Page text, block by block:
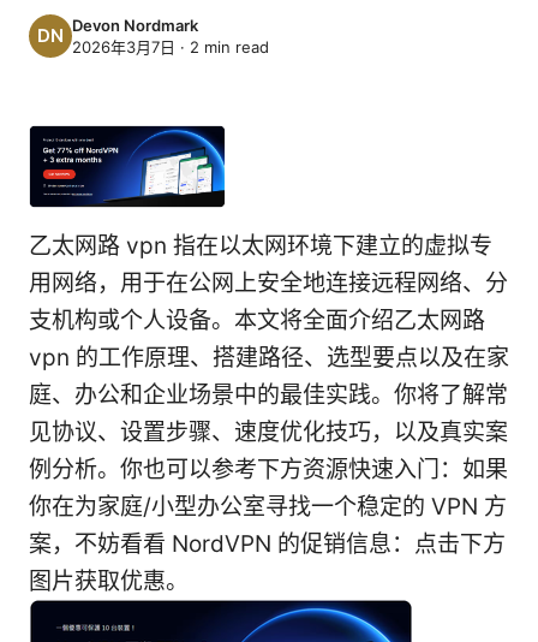
Devon Nordmark
2026年3月7日 · 2 min read
乙太网路 vpn 指在以太网环境下建立的虚拟专
用网络，用于在公网上安全地连接远程网络、分
支机构或个人设备。本文将全面介绍乙太网路
vpn 的工作原理、搭建路径、选型要点以及在家
庭、办公和企业场景中的最佳实践。你将了解常
见协议、设置步骤、速度优化技巧，以及真实案
例分析。你也可以参考下方资源快速入门：如果
你在为家庭/小型办公室寻找一个稳定的 VPN 方
案，不妨看看 NordVPN 的促销信息：点击下方
图片获取优惠。